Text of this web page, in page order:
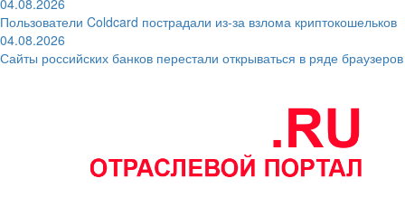
Пользователи Coldcard пострадали из-за взлома криптокошельков
04.08.2026
Сайты российских банков перестали открываться в ряде браузеров